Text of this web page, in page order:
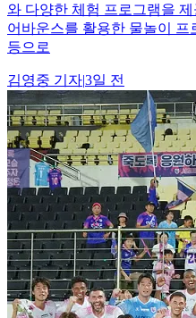
와 다양한 체험 프로그램을
어바운스를 활용한 물놀이 프
등으로
김영중 기자|3일 전